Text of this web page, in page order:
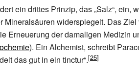
ein drittes Prinzip, das „Salz“, ein,
widerspiegelt. Das Ziel
Erneuerung der damaligen Medizin
). Ein Alchemist, schreibt
das gut in ein tinctur“.